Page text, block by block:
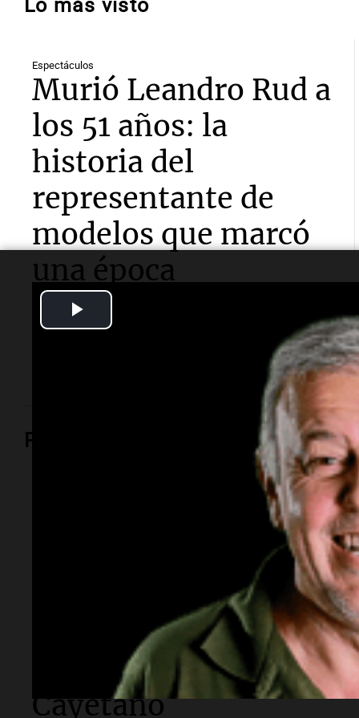
Lo más visto
Espectáculos
Murió Leandro Rud a
los 51 años: la
historia del
representante de
modelos que marcó
una época
El empresario y conductor falleció tras una larga
lucha contra un cáncer de parótida. Fundó una de las
agencias de modelos más reconocidas y luego volcó
Política y Economía
Masiva marcha de
organizaciones
sociales a Plaza de
Mayo por San
Cayetano